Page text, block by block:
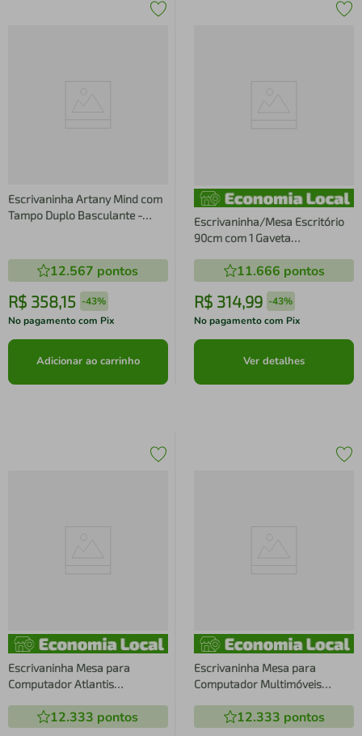
Escrivaninha Artany Mind com
Tampo Duplo Basculante -
12.567 pontos
R$ 358,15 -43%
No pagamento com Pix
Adicionar ao carrinho
Escrivaninha/Mesa Escritório
90cm com 1 Gaveta
11.666 pontos
R$ 314,99 -43%
No pagamento com Pix
Ver detalhes
Escrivaninha Mesa para
Computador Atlantis
12.333 pontos
Escrivaninha Mesa para
Computador Multimóveis
12.333 pontos